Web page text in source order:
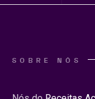
SOBRE NÓS